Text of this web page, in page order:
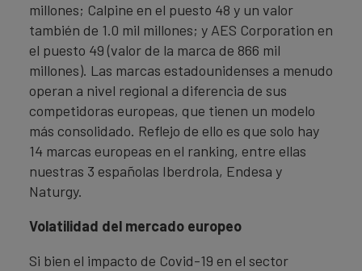
millones; Calpine en el puesto 48 y un valor
también de 1.0 mil millones; y AES Corporation en
el puesto 49 (valor de la marca de 866 mil
millones). Las marcas estadounidenses a menudo
operan a nivel regional a diferencia de sus
competidoras europeas, que tienen un modelo
más consolidado. Reflejo de ello es que solo hay
14 marcas europeas en el ranking, entre ellas
nuestras 3 españolas Iberdrola, Endesa y
Naturgy.
Volatilidad del mercado europeo
Si bien el impacto de Covid-19 en el sector